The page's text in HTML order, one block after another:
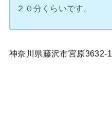
２０分くらいです。
神奈川県藤沢市宮原3632-1